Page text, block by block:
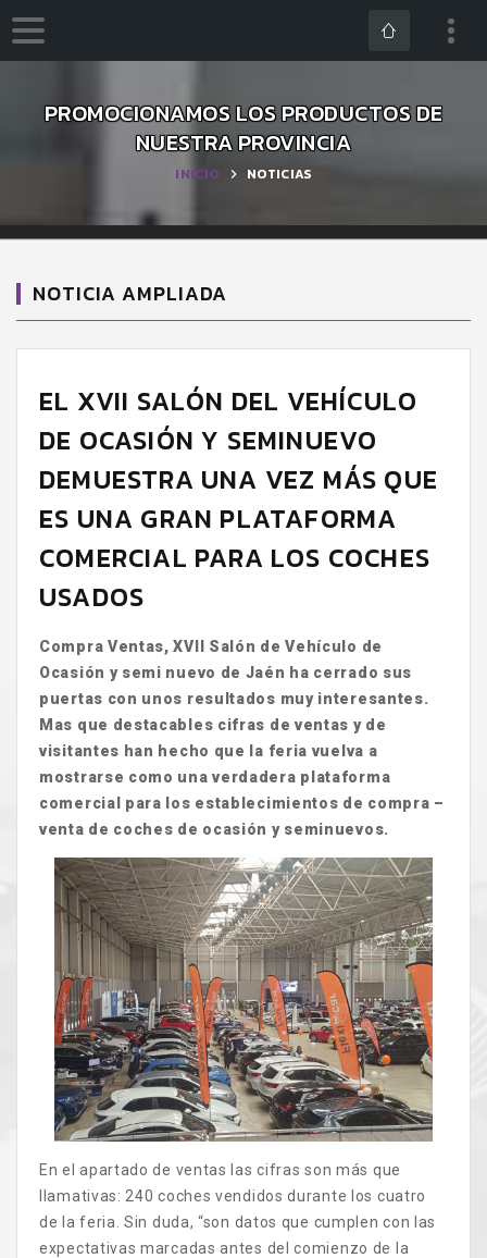
PROMOCIONAMOS LOS PRODUCTOS DE
NUESTRA PROVINCIA
INICIO NOTICIAS
NOTICIA AMPLIADA
EL XVII SALÓN DEL VEHÍCULO
DE OCASIÓN Y SEMINUEVO
DEMUESTRA UNA VEZ MÁS QUE
ES UNA GRAN PLATAFORMA
COMERCIAL PARA LOS COCHES
USADOS
Compra Ventas, XVII Salón de Vehículo de
Ocasión y semi nuevo de Jaén ha cerrado sus
puertas con unos resultados muy interesantes.
Mas que destacables cifras de ventas y de
visitantes han hecho que la feria vuelva a
mostrarse como una verdadera plataforma
comercial para los establecimientos de compra –
venta de coches de ocasión y seminuevos.
En el apartado de ventas las cifras son más que
llamativas: 240 coches vendidos durante los cuatro
de la feria. Sin duda, “son datos que cumplen con las
expectativas marcadas antes del comienzo de la